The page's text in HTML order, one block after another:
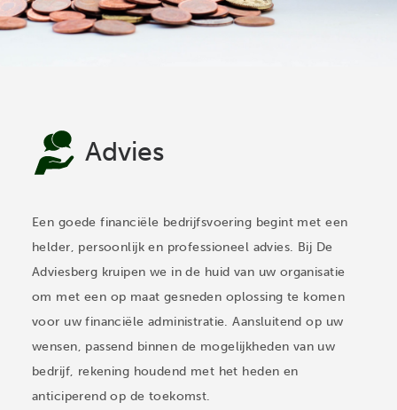
Advies
Een goede financiële bedrijfsvoering begint met een
helder, persoonlijk en professioneel advies. Bij De
Adviesberg kruipen we in de huid van uw organisatie
om met een op maat gesneden oplossing te komen
voor uw financiële administratie. Aansluitend op uw
wensen, passend binnen de mogelijkheden van uw
bedrijf, rekening houdend met het heden en
anticiperend op de toekomst.